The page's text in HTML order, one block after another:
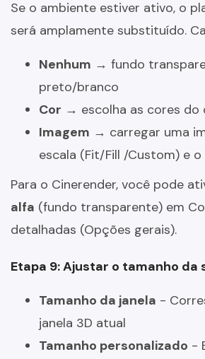
Se o ambiente estiver ativo, o
será amplamente substituído.
Nenhum → fundo
preto/branco
Cor → escolha as cores do
Imagem → carregar uma
escala (Fit/Fill /Custom) e
Para o Cinerender, você pode
alfa (fundo transparente) em
detalhadas (Opções gerais).
Etapa 9: Ajustar o tamanho da
Tamanho da janela -
janela 3D atual
Tamanho personalizado -